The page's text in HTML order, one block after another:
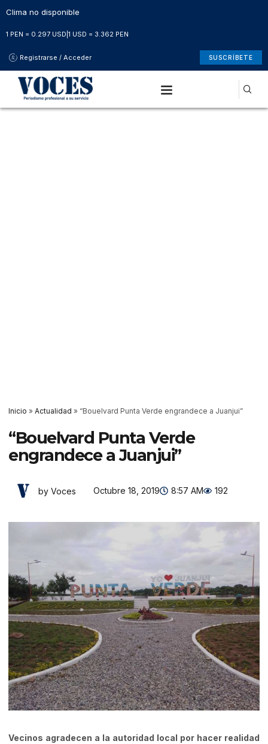
Clima no disponible
1 PEN = 0.297 USD 1 USD = 3.362 PEN
Registrarse / Acceder SUSCRÍBETE
Inicio » Actualidad » “Bouelvard Punta Verde engrandece a Juanjui”
“Bouelvard Punta Verde
engrandece a Juanjui”
by Voces Octubre 18, 2019 8:57 AM 192
Vecinos agradecen a la autoridad local por hacer realidad